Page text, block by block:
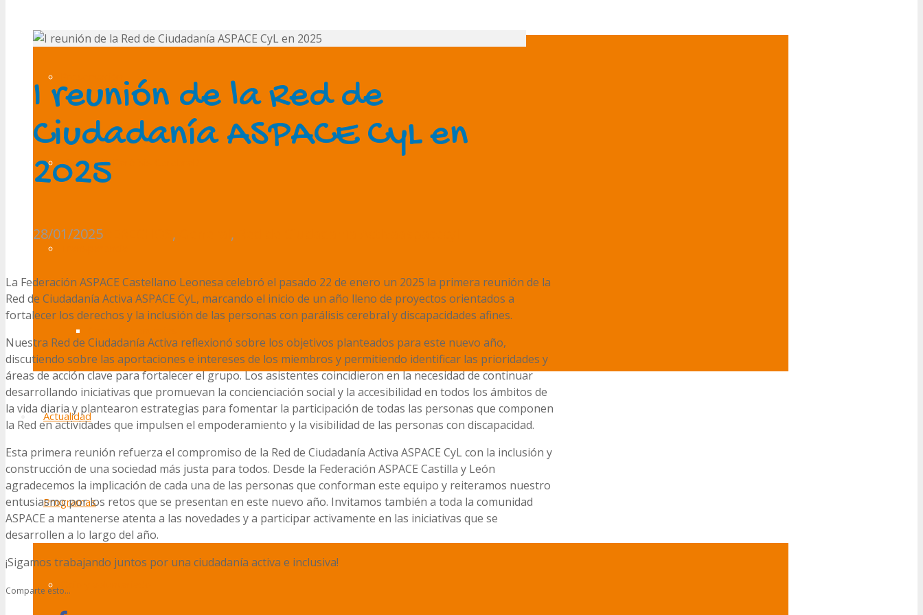
¿Qué es la Parálisis Cerebral?
Actualidad
Programas
I reunión de la Red de
Ciudadanía ASPACE CyL en
2025
28/01/2025 , ,
La Federación ASPACE Castellano Leonesa celebró el pasado 22 de enero un 2025 la primera reunión de la
Red de Ciudadanía Activa ASPACE CyL, marcando el inicio de un año lleno de proyectos orientados a
fortalecer los derechos y la inclusión de las personas con parálisis cerebral y discapacidades afines.
Nuestra Red de Ciudadanía Activa reflexionó sobre los objetivos planteados para este nuevo año,
discutiendo sobre las aportaciones e intereses de los miembros y permitiendo identificar las prioridades y
áreas de acción clave para fortalecer el grupo. Los asistentes coincidieron en la necesidad de continuar
desarrollando iniciativas que promuevan la concienciación social y la accesibilidad en todos los ámbitos de
la vida diaria y plantearon estrategias para fomentar la participación de todas las personas que componen
la Red en actividades que impulsen el empoderamiento y la visibilidad de las personas con discapacidad.
Esta primera reunión refuerza el compromiso de la Red de Ciudadanía Activa ASPACE CyL con la inclusión y
construcción de una sociedad más justa para todos. Desde la Federación ASPACE Castilla y León
agradecemos la implicación de cada una de las personas que conforman este equipo y reiteramos nuestro
entusiasmo por los retos que se presentan en este nuevo año. Invitamos también a toda la comunidad
ASPACE a mantenerse atenta a las novedades y a participar activamente en las iniciativas que se
desarrollen a lo largo del año.
¡Sigamos trabajando juntos por una ciudadanía activa e inclusiva!
Comparte esto...